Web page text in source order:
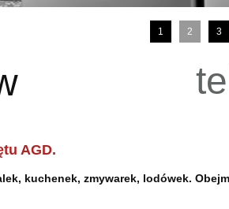
1 2 3
AGD.
kuchenek, zmywarek, lodówek.